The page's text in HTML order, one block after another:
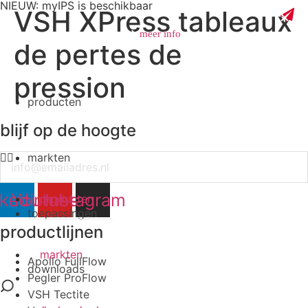
NIEUW: myIPS is beschikbaar
meer info
producten
markten
toepassingen
downloads
producten
markten
VSH XPress tableaux
de pertes de
pression
blijf op de hoogte
Email
YoutubeInstagram
productlijnen
Apollo FullFlow
Pegler ProFlow
VSH Tectite